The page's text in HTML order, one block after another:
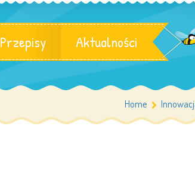
Przepisy Aktualności
Home